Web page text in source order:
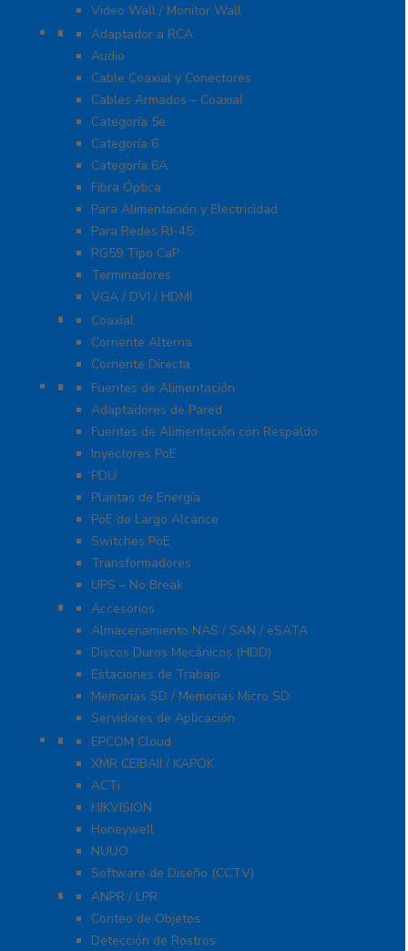
Video Wall / Monitor Wall
Cables Y Conectores
Adaptador a RCA
Audio
Cable Coaxial y Conectores
Cables Armados – Coaxial
Categoría 5e
Categoría 6
Categoría 6A
Fibra Óptica
Para Alimentación y Electricidad
Para Redes RJ-45
RG59 Tipo CaP
Terminadores
VGA / DVI / HDMI
Protección Contra Descargas
Coaxial
Corriente Alterna
Corriente Directa
Energía
Fuentes de Alimentación
Adaptadores de Pared
Fuentes de Alimentación con Respaldo
Inyectores PoE
PDU
Plantas de Energía
PoE de Largo Alcance
Switches PoE
Transformadores
UPS – No Break
Servidores / Almacenamiento
Accesorios
Almacenamiento NAS / SAN / eSATA
Discos Duros Mecánicos (HDD)
Estaciones de Trabajo
Memorias SD / Memorias Micro SD
Servidores de Aplicación
Software CMS / VMS / Hosting
EPCOM Cloud
XMR CEIBAII / KAPOK
ACTi
HIKVISION
Honeywell
NUUO
Software de Diseño (CCTV)
Videoanálisis
ANPR / LPR
Conteo de Objetos
Detección de Rostros